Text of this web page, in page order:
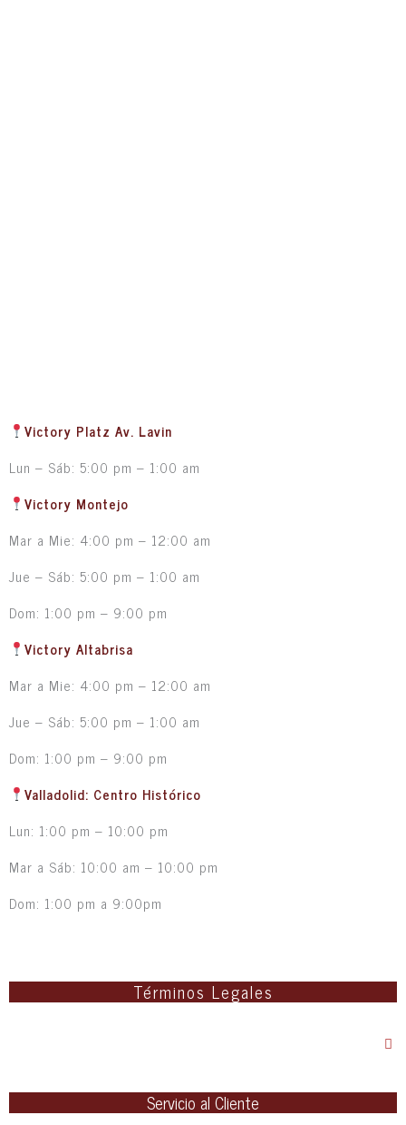
Victory Platz Av. Lavin
Lun – Sáb: 5:00 pm – 1:00 am
Victory Montejo
Mar a Mie: 4:00 pm – 12:00 am
Jue – Sáb: 5:00 pm – 1:00 am
Dom: 1:00 pm – 9:00 pm
Victory Altabrisa
Mar a Mie: 4:00 pm – 12:00 am
Jue – Sáb: 5:00 pm – 1:00 am
Dom: 1:00 pm – 9:00 pm
Valladolid: Centro Histórico
Lun: 1:00 pm – 10:00 pm
Mar a Sáb: 10:00 am – 10:00 pm
Dom: 1:00 pm a 9:00pm
Términos Legales
Servicio al Cliente